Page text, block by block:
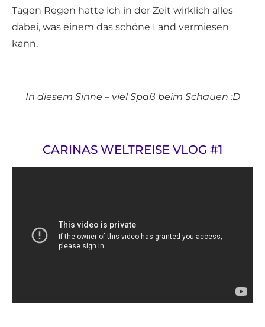
Tagen Regen hatte ich in der Zeit wirklich alles
dabei, was einem das schöne Land vermiesen
kann.
In diesem Sinne – viel Spaß beim Schauen :D
CARINAS WELTREISE VLOG #1